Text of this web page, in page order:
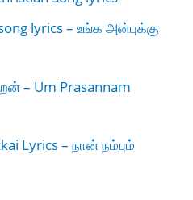
lyrics – உங்க அன்புக்கு
– Um Prasannam
Lyrics – நான் நம்பும்